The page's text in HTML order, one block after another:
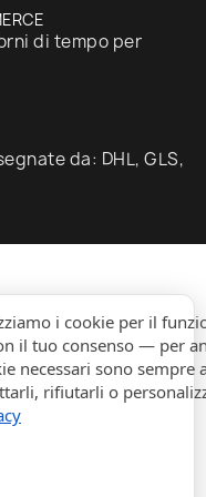
i cookie per il
il tuo consenso — per
necessari sono
rifiutarli o
di tempo per
da: DHL, GLS,
expand_more
expand_more